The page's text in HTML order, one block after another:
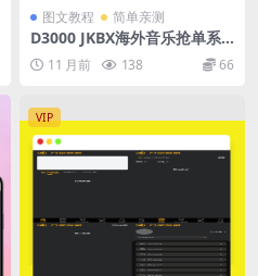
图文教程 简单亲测
D3000 JKBX海外音乐抢单系
统源码 Thinkphp框架 附教程
11 月前 138 66
VIP